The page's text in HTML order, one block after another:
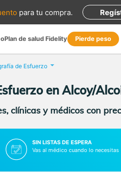
para tu compra.
Plan de salud Fidelity Pierde peso
de Esfuerzo
en Alcoy/
clínicas y médicos con
SIN LISTAS DE ESPERA
Vas al médico cuando lo necesitas